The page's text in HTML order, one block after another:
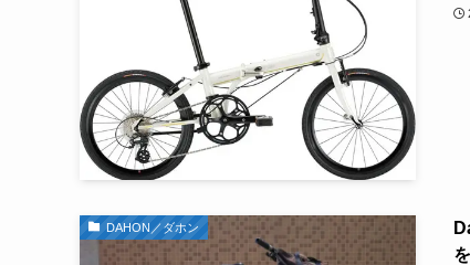
DAHON／ダホン